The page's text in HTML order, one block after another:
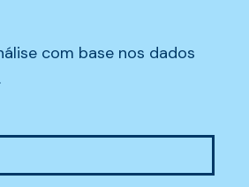
com base nos dados